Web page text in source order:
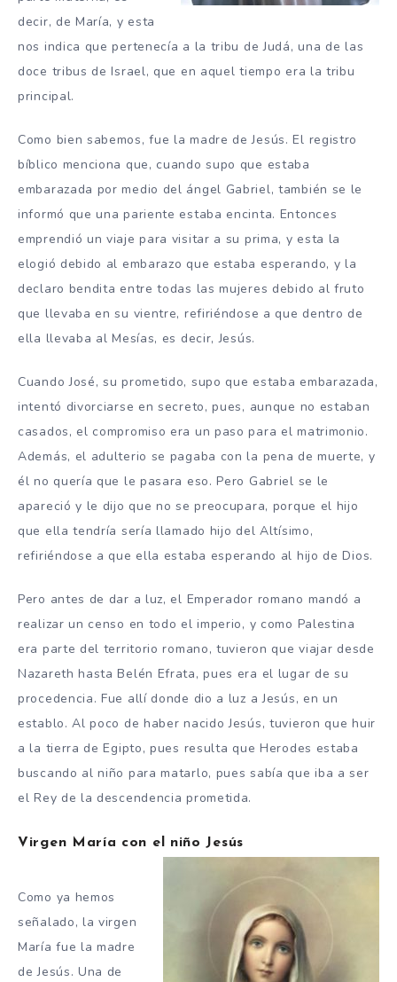
decir, de María, y esta
nos indica que pertenecía a la tribu de Judá, una de las
doce tribus de Israel, que en aquel tiempo era la tribu
principal.
Como bien sabemos, fue la madre de Jesús. El registro
bíblico menciona que, cuando supo que estaba
embarazada por medio del ángel Gabriel, también se le
informó que una pariente estaba encinta. Entonces
emprendió un viaje para visitar a su prima, y esta la
elogió debido al embarazo que estaba esperando, y la
declaro bendita entre todas las mujeres debido al fruto
que llevaba en su vientre, refiriéndose a que dentro de
ella llevaba al Mesías, es decir, Jesús.
Cuando José, su prometido, supo que estaba embarazada,
intentó divorciarse en secreto, pues, aunque no estaban
casados, el compromiso era un paso para el matrimonio.
Además, el adulterio se pagaba con la pena de muerte, y
él no quería que le pasara eso. Pero Gabriel se le
apareció y le dijo que no se preocupara, porque el hijo
que ella tendría sería llamado hijo del Altísimo,
refiriéndose a que ella estaba esperando al hijo de Dios.
Pero antes de dar a luz, el Emperador romano mandó a
realizar un censo en todo el imperio, y como Palestina
era parte del territorio romano, tuvieron que viajar desde
Nazareth hasta Belén Efrata, pues era el lugar de su
procedencia. Fue allí donde dio a luz a Jesús, en un
establo. Al poco de haber nacido Jesús, tuvieron que huir
a la tierra de Egipto, pues resulta que Herodes estaba
buscando al niño para matarlo, pues sabía que iba a ser
el Rey de la descendencia prometida.
Virgen María con el niño Jesús
Como ya hemos
señalado, la virgen
María fue la madre
de Jesús. Una de